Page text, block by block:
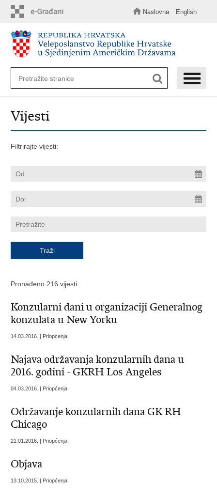
sadržaj
Naslovna English
Vijesti
Filtrirajte vijesti:
Pronađeno 216 vijesti.
Konzularni dani u organizaciji Generalnog
konzulata u New Yorku
14.03.2016. | Priopćenja
Najava održavanja konzularnih dana u
2016. godini - GKRH Los Angeles
04.03.2016. | Priopćenja
Održavanje konzularnih dana GK RH
Chicago
21.01.2016. | Priopćenja
Objava
13.10.2015. | Priopćenja